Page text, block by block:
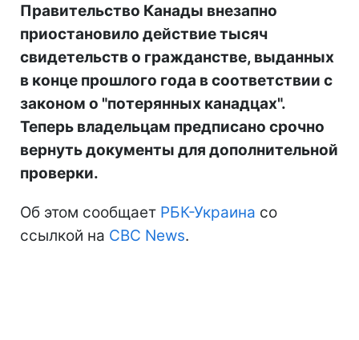
Правительство Канады внезапно
приостановило действие тысяч
свидетельств о гражданстве, выданных
в конце прошлого года в соответствии с
законом о "потерянных канадцах".
Теперь владельцам предписано срочно
вернуть документы для дополнительной
проверки.
Об этом сообщает РБК-Украина со
ссылкой на CBC News.